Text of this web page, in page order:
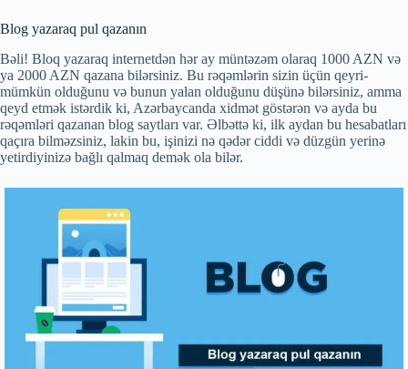
Blog yazaraq pul qazanın
Bəli! Bloq yazaraq internetdən hər ay müntəzəm olaraq 1000 AZN və
ya 2000 AZN qazana bilərsiniz. Bu rəqəmlərin sizin üçün qeyri-
mümkün olduğunu və bunun yalan olduğunu düşünə bilərsiniz, amma
qeyd etmək istərdik ki, Azərbaycanda xidmət göstərən və ayda bu
rəqəmləri qazanan blog saytları var. Əlbəttə ki, ilk aydan bu hesabatları
qaçıra bilməzsiniz, lakin bu, işinizi nə qədər ciddi və düzgün yerinə
yetirdiyinizə bağlı qalmaq demək ola bilər.